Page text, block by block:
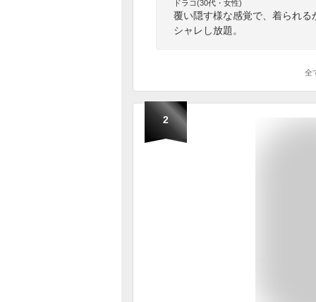
ドラコ(30代・女性)
覆い隠す様な感覚で、着られ
シャレし放題。
全
2